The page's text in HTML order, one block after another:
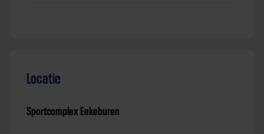
Locatie
Sportcomplex Eekeburen